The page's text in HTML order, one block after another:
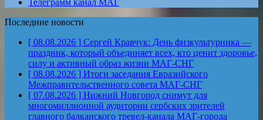
Последние новости
[ 08.08.2026 ] Сергей Кравчук: День физкультурника —
праздник, который объединяет всех, кто ценит здоровье,
силу и активный образ жизни МАГ-СНГ
[ 08.08.2026 ] Итоги заседания Евразийского
Межправительственного совета МАГ-СНГ
[ 07.08.2026 ] Нижний Новгород снимут для
многомиллионной аудитории сербских зрителей
главного балканского тревел-канала МАГ-города